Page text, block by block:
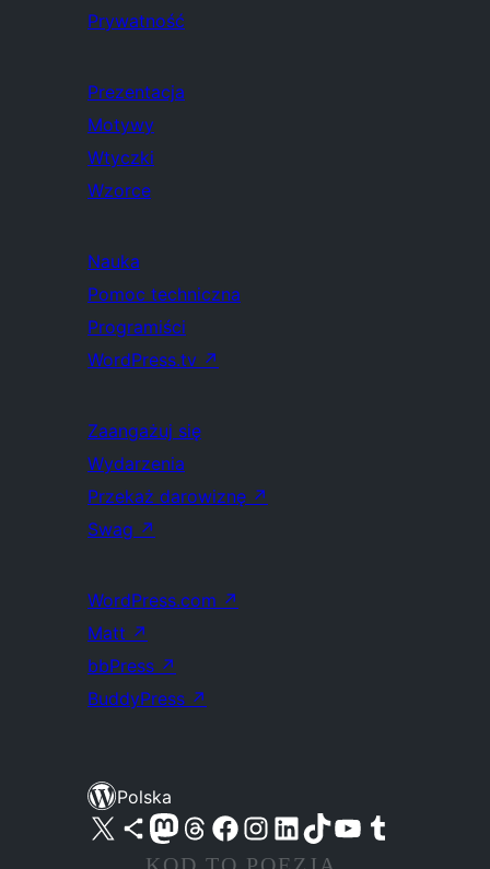
Prywatność
Prezentacja
Motywy
Wtyczki
Wzorce
Nauka
Pomoc techniczna
Programiści
WordPress.tv ↗
Zaangażuj się
Wydarzenia
Przekaż darowiznę ↗
Swag ↗
WordPress.com ↗
Matt ↗
bbPress ↗
BuddyPress ↗
Polska
Odwiedź nasze konto X (dawniej Twitter)
Odwiedź nasze konto Bluesky
Odwiedź nasze konto na Mastodoncie
Odwiedź naszego Threadsa
Odwiedź naszego Facebooka
Odwiedź nasze konto na Instagramie
Odwiedź nasze konto na LinkedIn
Odwiedź naszego TikToka
Odwiedź nasz kanał YouTube
Odwiedź naszego Tumblra